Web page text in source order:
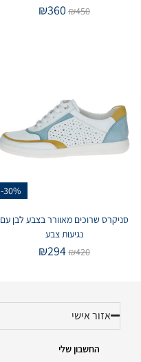
₪450
₪360
-30%
סניקרס שרוכים מאוורר בצבע לבן עם
נגיעות צבע
₪420
₪294
אזור אישי
החשבון שלי